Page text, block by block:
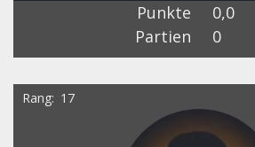
Punkte
0,0
Partien
0
Rang 17